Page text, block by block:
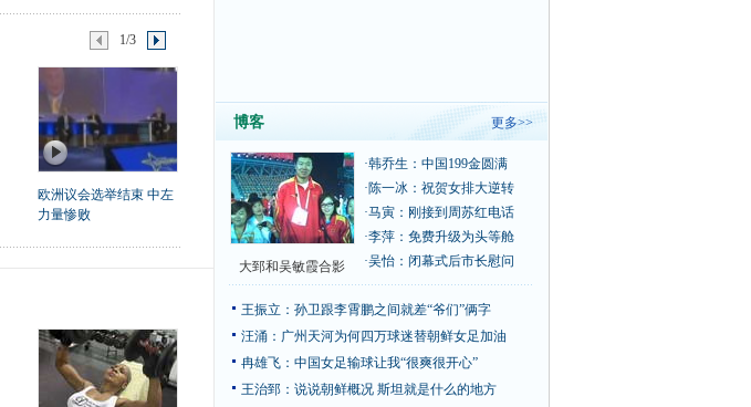
1/3
欧洲议会选举结束 中左
力量惨败
博客 更多>>
大郅和吴敏霞合影
·韩乔生：中国199金圆满
·陈一冰：祝贺女排大逆转
·马寅：刚接到周苏红电话
·李萍：免费升级为头等舱
·吴怡：闭幕式后市长慰问
王振立：孙卫跟李霄鹏之间就差“爷们”俩字
汪涌：广州天河为何四万球迷替朝鲜女足加油
冉雄飞：中国女足输球让我“很爽很开心”
王治郅：说说朝鲜概况 斯坦就是什么的地方